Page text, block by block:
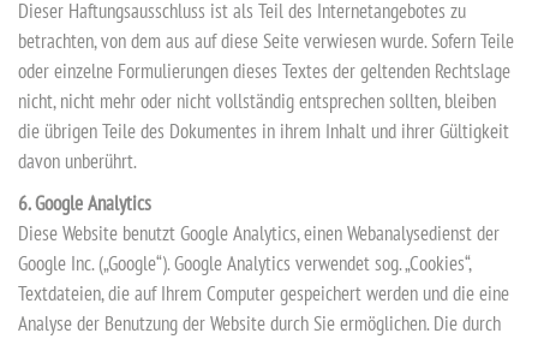
Dieser Haftungsausschluss ist als Teil des Internetangebotes zu
betrachten, von dem aus auf diese Seite verwiesen wurde. Sofern Teile
oder einzelne Formulierungen dieses Textes der geltenden Rechtslage
nicht, nicht mehr oder nicht vollständig entsprechen sollten, bleiben
die übrigen Teile des Dokumentes in ihrem Inhalt und ihrer Gültigkeit
davon unberührt.
6. Google Analytics
Diese Website benutzt Google Analytics, einen Webanalysedienst der
Google Inc. („Google“). Google Analytics verwendet sog. „Cookies“,
Textdateien, die auf Ihrem Computer gespeichert werden und die eine
Analyse der Benutzung der Website durch Sie ermöglichen. Die durch